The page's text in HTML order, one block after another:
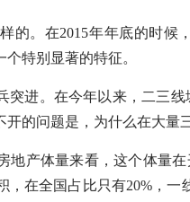
的。在2015年年底的时候
特别显著的特征。
突进。在今年以来，二三
的问题是，为什么在大量
地产体量来看，这个体量
在全国占比只有20%，一